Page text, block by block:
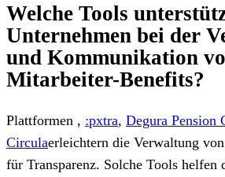
Welche Tools
Unternehmen bei der
und Kommunikation
Mitarbeiter-Benefits?
Plattformen , :pxtra, Degura Pension
Circulaerleichtern die Verwaltung
für Transparenz. Solche Tools helfen